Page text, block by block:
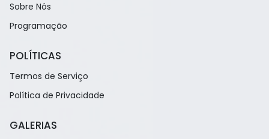
Sobre Nós
Programação
POLÍTICAS
Termos de Serviço
Política de Privacidade
GALERIAS